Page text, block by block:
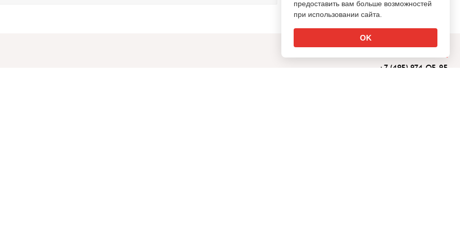
+7 (495) 274-05-25
предоставить вам больше возможностей
при использовании сайта.
OK